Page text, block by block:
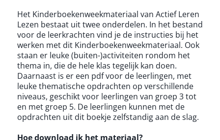
Het Kinderboekenweekmateriaal van Actief Leren
Lezen bestaat uit twee onderdelen. In het bestand
voor de leerkrachten vind je de instructies bij het
werken met dit Kinderboekenweekmateriaal. Ook
staan er leuke (buiten-)activiteiten rondom het
thema in, die de hele klas tegelijk kan doen.
Daarnaast is er een pdf voor de leerlingen, met
leuke thematische opdrachten op verschillende
niveaus, geschikt voor leerlingen van groep 3 tot
en met groep 5. De leerlingen kunnen met de
opdrachten uit dit boekje zelfstandig aan de slag.
Hoe download ik het materiaal?